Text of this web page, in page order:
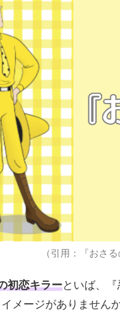
（引用：『おさる
初恋キラーといば、
メージがありません